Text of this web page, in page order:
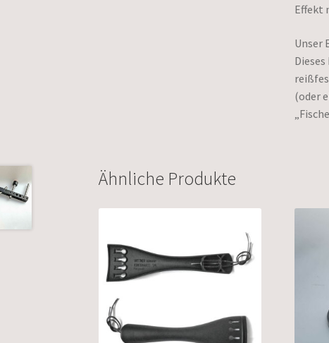
Effekt
Unser
(oder
Ähnliche Produkte